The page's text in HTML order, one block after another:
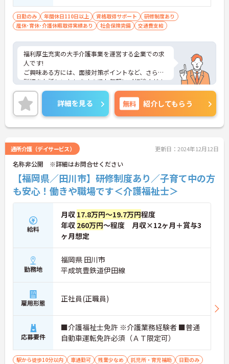
日勤のみ 年間休日110日以上 資格取得サポート
研修制度あり
産休･育休･介護休暇取得実績あり
社会保険完備 交通費支給
福利厚生充実の大手介護事業を運営する企業での求
人です!
ご興味ある方には、面接対策ポイントなど、さらに
詳細をお話しいたしますのでお気軽にご相談くださ
い！
詳細を見る 無料 紹介してもらう
通所介護（デイサービス） 更新日：2024年12月12日
名称非公開 ※詳細はお問合せください
【福岡県／田川市】研修制度あり／子育て中の方
も安心！働きや職場です＜介護福祉士＞
給料
月収 17.8万円～19.7万円程度
年収 260万円～程度 月収×12ヶ月＋賞与3
ヶ月想定
勤務地
福岡県 田川市
平成筑豊鉄道伊田線
雇用形態 正社員(正職員)
応募要件
■介護福祉士免許 ※介護業務経験者 ■普通
自動車運転免許必須（ＡＴ限定可）
駅から徒歩10分以内 車通勤可 残業少なめ 託児所・育児補助
日勤のみ